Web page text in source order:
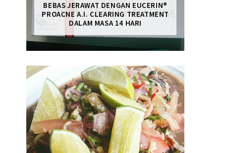
BEBAS JERAWAT DENGAN EUCERIN®
PROACNE A.I. CLEARING TREATMENT
DALAM MASA 14 HARI